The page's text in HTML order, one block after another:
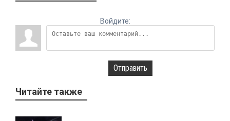
Войдите:
Отправить
Читайте также